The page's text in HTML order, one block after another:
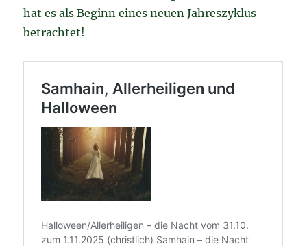
hat es als Beginn eines neuen Jahreszyklus
betrachtet!